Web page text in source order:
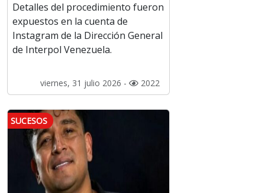
Detalles del procedimiento fueron
expuestos en la cuenta de
Instagram de la Dirección General
de Interpol Venezuela.
viernes, 31 julio 2026 - 2022
SUCESOS